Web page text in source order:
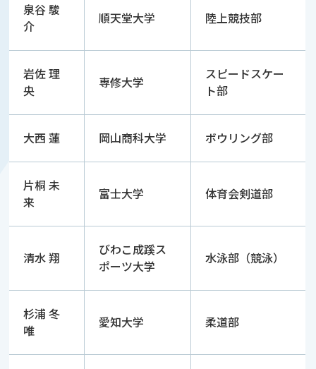
泉谷 駿
介
順天堂大学 陸上競技部
岩佐 理
央
専修大学
スピードスケー
ト部
大西 蓮 岡山商科大学 ボウリング部
片桐 未
来
富士大学 体育会剣道部
清水 翔
びわこ成蹊ス
ポーツ大学
水泳部（競泳）
杉浦 冬
唯
愛知大学 柔道部